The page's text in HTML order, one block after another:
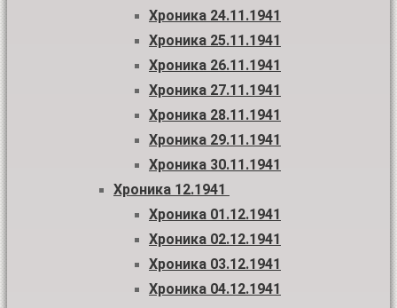
Хроника 24.11.1941
Хроника 25.11.1941
Хроника 26.11.1941
Хроника 27.11.1941
Хроника 28.11.1941
Хроника 29.11.1941
Хроника 30.11.1941
Хроника 12.1941
Хроника 01.12.1941
Хроника 02.12.1941
Хроника 03.12.1941
Хроника 04.12.1941